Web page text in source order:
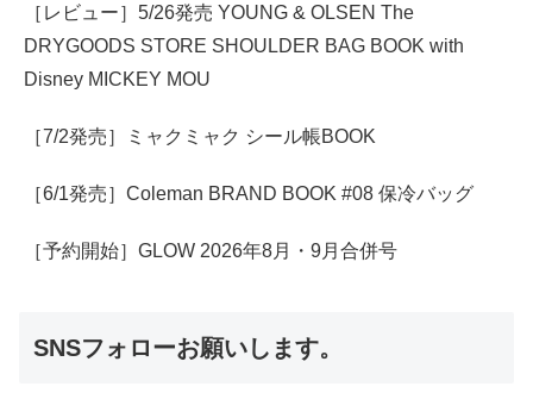
［レビュー］5/26発売 YOUNG & OLSEN The
DRYGOODS STORE SHOULDER BAG BOOK with
Disney MICKEY MOU
［7/2発売］ミャクミャク シール帳BOOK
［6/1発売］Coleman BRAND BOOK #08 保冷バッグ
［予約開始］GLOW 2026年8月・9月合併号
SNSフォローお願いします。